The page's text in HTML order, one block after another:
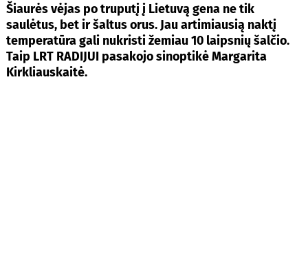
Šiaurės vėjas po truputį į Lietuvą gena ne tik
saulėtus, bet ir šaltus orus. Jau artimiausią naktį
temperatūra gali nukristi žemiau 10 laipsnių šalčio.
Taip LRT RADIJUI pasakojo sinoptikė Margarita
Kirkliauskaitė.